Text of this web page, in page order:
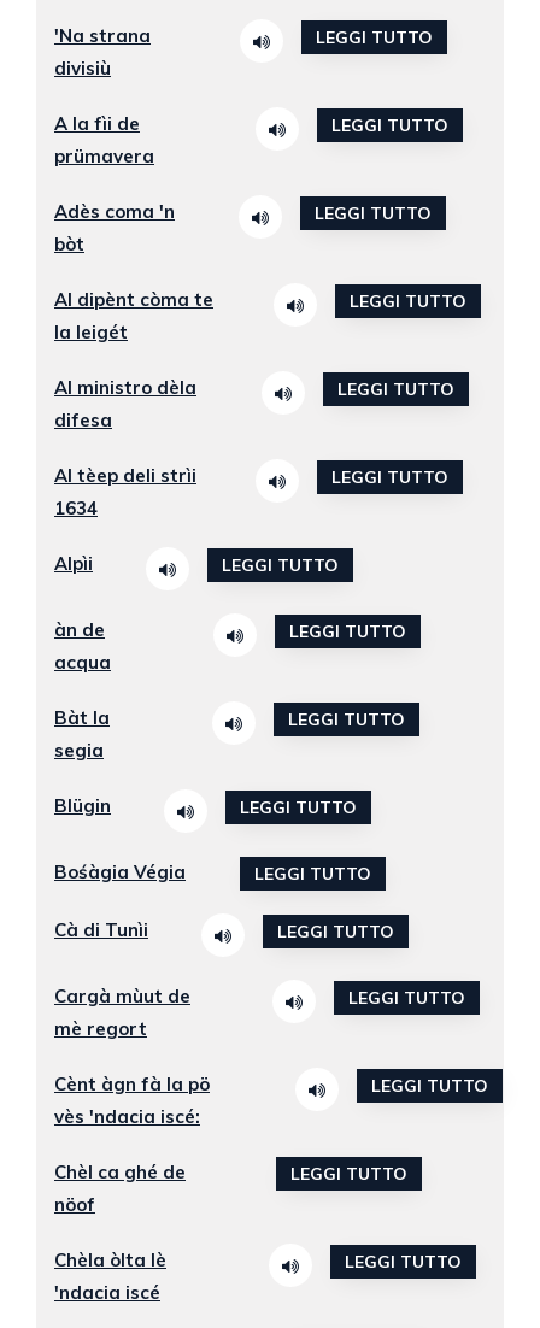
'Na strana
divisiù
LEGGI TUTTO
A la fìi de
prümavera
LEGGI TUTTO
Adès coma 'n
bòt
LEGGI TUTTO
Al dipènt còma te
la leigét
LEGGI TUTTO
Al ministro dèla
difesa
LEGGI TUTTO
Al tèep deli strìi
1634
LEGGI TUTTO
Alpìi LEGGI TUTTO
àn de
acqua
LEGGI TUTTO
Bàt la
segia
LEGGI TUTTO
Blügin LEGGI TUTTO
Bośàgia Végia LEGGI TUTTO
Cà di Tunìi LEGGI TUTTO
Cargà mùut de
mè regort
LEGGI TUTTO
Cènt àgn fà la pö
vès 'ndacia iscé:
LEGGI TUTTO
Chèl ca ghé de
nöof
LEGGI TUTTO
Chèla òlta lè
'ndacia iscé
LEGGI TUTTO